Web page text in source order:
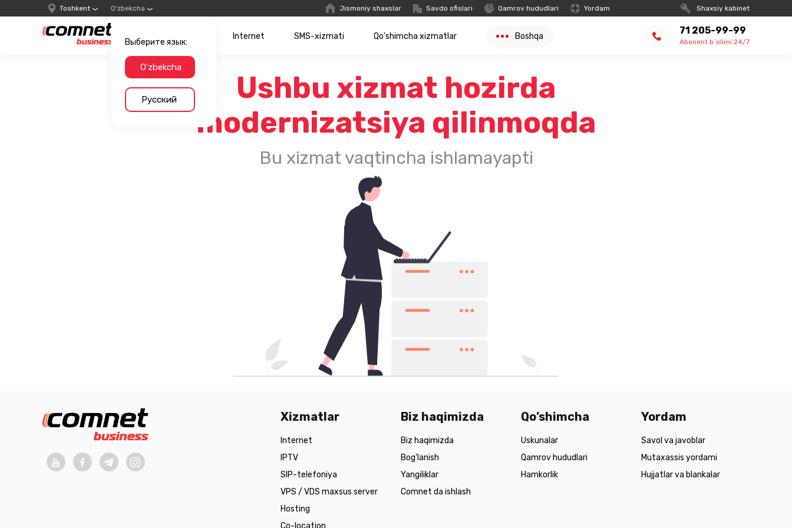
Toshkent O'zbekcha
Выберите язык:
O'zbekcha
Русский
Jismoniy shaxslar Savdo ofislari Qamrov hududlari Yordam Shaxsiy kabinet
Internet SMS-xizmati Qo'shimcha xizmatlar Boshqa 71 205-99-99
Abonent b`olimi 24/7
Ushbu xizmat hozirda
modernizatsiya qilinmoqda
Bu xizmat vaqtincha ishlamayapti
Xizmatlar
Internet
IPTV
SIP-telefoniya
VPS / VDS maxsus server
Hosting
Co-location
Biz haqimizda
Biz haqimizda
Bog'lanish
Yangiliklar
Comnet da ishlash
Qo’shimcha
Uskunalar
Qamrov hududlari
Hamkorlik
Yordam
Savol va javoblar
Mutaxassis yordami
Hujjatlar va blankalar